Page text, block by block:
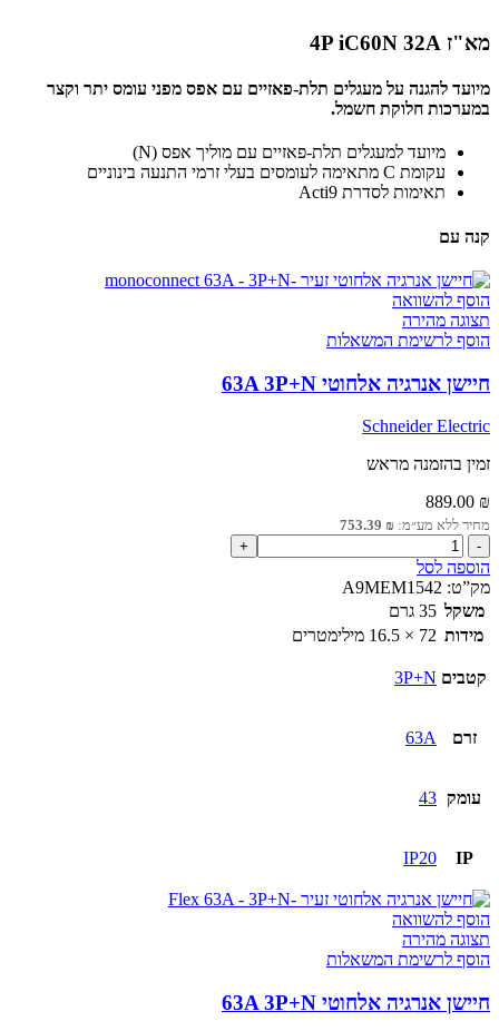
מא"ז 4P iC60N 32A
מיועד להגנה על מעגלים תלת-פאזיים עם אפס מפני עומס יתר וקצר
במערכות חלוקת חשמל.
מיועד למעגלים תלת-פאזיים עם מוליך אפס (N)
עקומת C מתאימה לעומסים בעלי זרמי התנעה בינוניים
תאימות לסדרת Acti9
קנה עם
הוסף להשוואה
תצוגה מהירה
הוסף לרשימת המשאלות
חיישן אנרגיה אלחוטי 63A 3P+N
Schneider Electric
זמין בהזמנה מראש
889.00 ₪
מחיר ללא מע״מ: 753.39 ₪
כמות
של
חיישן
אנרגיה
אלחוטי
63A
הוספה לסל
מק”ט: A9MEM1542
משקל 35 גרם
מידות 72 × 16.5 מילימטרים
קטבים 3P+N
זרם 63A
עומק 43
IP
IP20
הוסף להשוואה
תצוגה מהירה
הוסף לרשימת המשאלות
חיישן אנרגיה אלחוטי 63A 3P+N